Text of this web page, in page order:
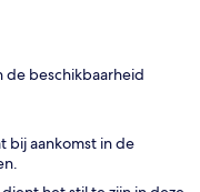
de beschikbaarheid
bij aankomst in de